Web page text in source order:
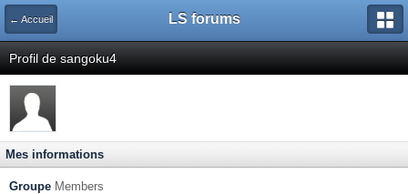
← Accueil LS forums
Profil de sangoku4
Mes informations
Groupe Members